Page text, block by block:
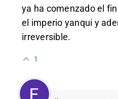
ya ha comenzado el
el imperio yanqui y
irreversible.
1